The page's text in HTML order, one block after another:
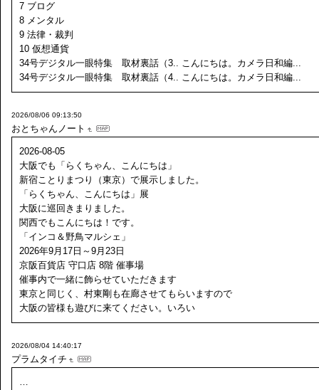
7 ブログ
8 メンタル
9 法律・裁判
10 仮想通貨
34号デジタル一眼特集 取材裏話（3.. こんにちは。カメラ日和編...
34号デジタル一眼特集 取材裏話（4.. こんにちは。カメラ日和編...
2026/08/06 09:13:50
おとちゃんノート
2026-08-05
大阪でも「らくちゃん、こんにちは」
新宿ことりまつり（東京）で展示しました。
「らくちゃん、こんにちは」展
大阪に巡回きまりました。
関西でもこんにちは！です。
「インコ＆野鳥マルシェ」
2026年9月17日～9月23日
京阪百貨店 守口店 8階 催事場
催事内で一緒に飾らせていただきます
東京と同じく、村東剛も在廊させてもらいますので
大阪の皆様も遊びに来てください。いろい
2026/08/04 14:40:17
プラムタイチ
…